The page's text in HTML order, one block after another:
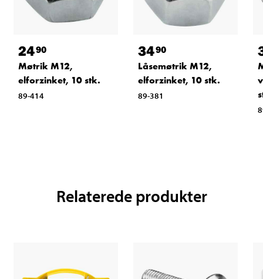
2490
Møtrik M12,
elforzinket, 10 stk.
89-414
3490
Låsemøtrik M12,
elforzinket, 10 stk.
89-381
Relaterede produkter